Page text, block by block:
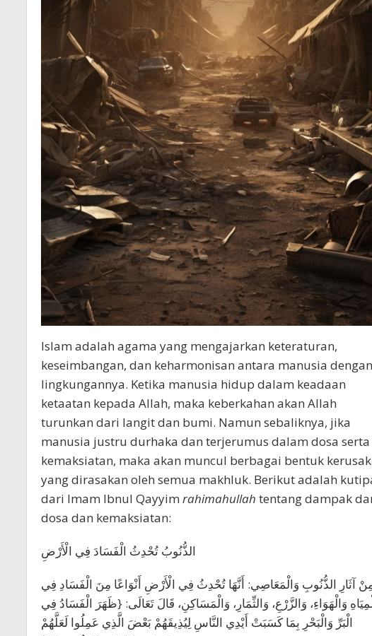
Islam adalah agama yang mengajarkan keteraturan,
keseimbangan, dan keharmonisan antara manusia dengan
lingkungannya. Ketika manusia hidup dalam keadaan
ketaatan kepada Allah, maka keberkahan akan Allah
turunkan dari langit dan bumi. Namun sebaliknya, jika
manusia justru durhaka dan terjerumus dalam dosa serta
kemaksiatan, maka akan muncul berbagai bentuk
yang dirasakan oleh semua makhluk. Berikut adalah
dari Imam Ibnul Qayyim rahimahullah tentang dampak
dosa dan kemaksiatan:
الذُّنُوبُ تُحْدِثُ الْفَسَادَ فِي الْأَرْضِ
آثَارِ الذُّنُوبِ وَالْمَعَاصِي: أَنَّهَا تُحْدِثُ فِي الْأَرْضِ أَنْوَاعًا مِنَ الْفَسَادِ فِي
وَالْهَوَاءِ، وَالزَّرْعِ، وَالثِّمَارِ، وَالْمَسَاكِنِ، قَالَ تَعَالَى: {ظَهَرَ الْفَسَادُ فِي
الْبَرِّ وَالْبَحْرِ بِمَا كَسَبَتْ أَيْدِي النَّاسِ لِيُذِيقَهُمْ بَعْضَ الَّذِي عَمِلُوا لَعَلَّهُمْ